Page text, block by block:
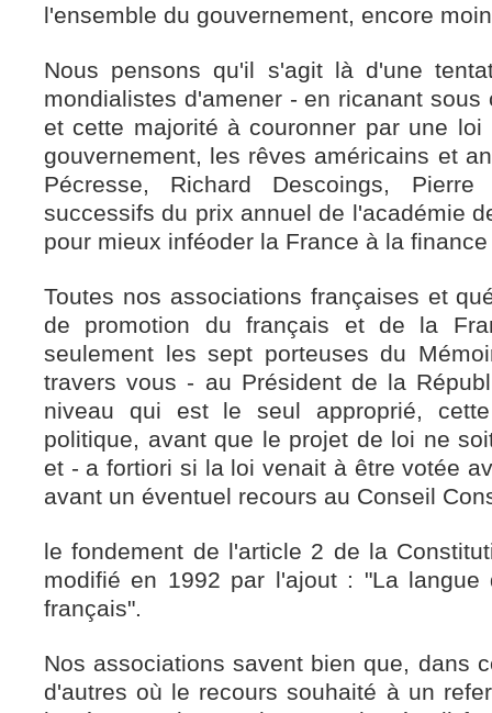
l'ensemble du gouvernement, encore
Nous pensons qu'il s'agit là d'une
mondialistes d'amener - en ricanant
et cette majorité à couronner par une
gouvernement, les rêves américains et
Pécresse, Richard Descoings,
successifs du prix annuel de l'académie
pour mieux inféoder la France à la
Toutes nos associations françaises et
de promotion du français et de la
seulement les sept porteuses du
travers vous - au Président de la
niveau qui est le seul approprié, cette
politique, avant que le projet de loi ne
et - a fortiori si la loi venait à être votée
avant un éventuel recours au Conseil
le fondement de l'article 2 de la
modifié en 1992 par l'ajout : "La
français".
Nos associations savent bien que, dans
d'autres où le recours souhaité à un